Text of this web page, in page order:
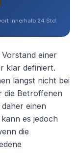
innerhalb 24 Std.
einer
klar definiert.
längst nicht bei
die Betroffenen
einen
es jedoch
die